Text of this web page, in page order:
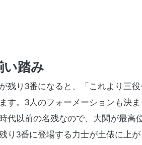
い踏み
残り 3番になると、「これより三役
す。 3 人のフォーメーションも決
代以前の名残なので、大関が最
り 3番に登場する力士が土俵に上